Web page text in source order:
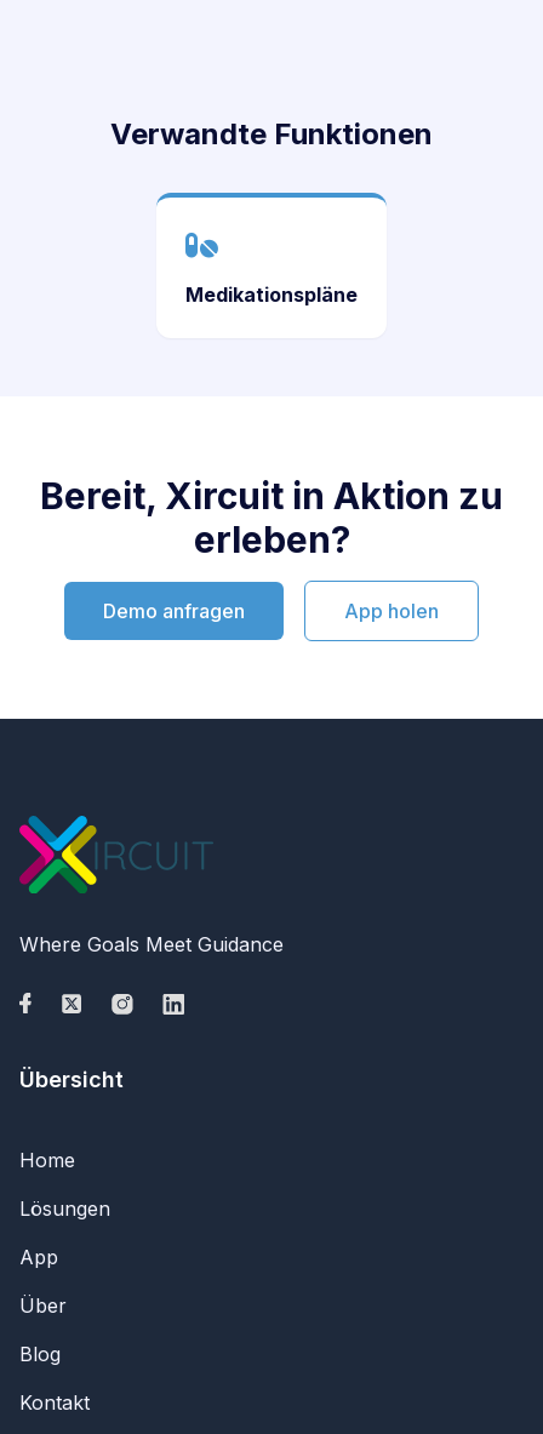
Verwandte Funktionen
Medikationspläne
Bereit, Xircuit in Aktion zu
erleben?
Demo anfragen App holen
Where Goals Meet Guidance
Übersicht
Home
Lösungen
App
Über
Blog
Kontakt